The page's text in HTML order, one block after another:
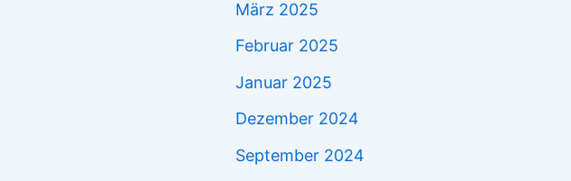
März 2025
Februar 2025
Januar 2025
Dezember 2024
September 2024